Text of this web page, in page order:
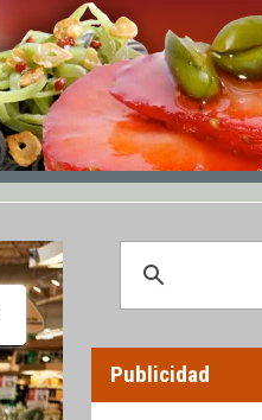
Publicidad